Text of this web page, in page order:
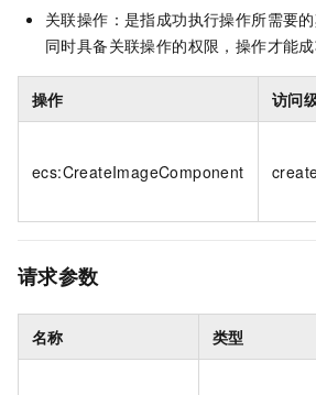
关联操作：是指成功执行操作所需要
同时具备关联操作的权限，操作才能成
操作 访问
ecs:CreateImageComponent
请求参数
名称 类型